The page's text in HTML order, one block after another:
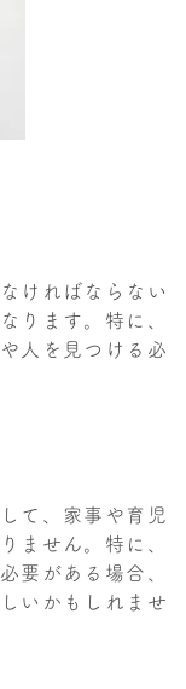
ければならない
ります。特に、
人を見つける必
て、家事や育児
ません。特に、
要がある場合、
いかもしれませ